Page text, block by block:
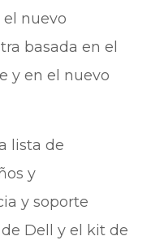
nuevo
basada en el
y en el nuevo
lista de
y
y soporte
Dell y el kit de